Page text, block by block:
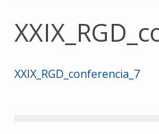
Miembros
Reuniones y Conferencias
XXIX_RGD_conferencia_7